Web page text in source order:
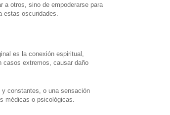
a otros, sino de empoderarse para
oscuridades.
es la conexión espiritual,
casos extremos, causar daño
constantes, o una sensación
médicas o psicológicas.